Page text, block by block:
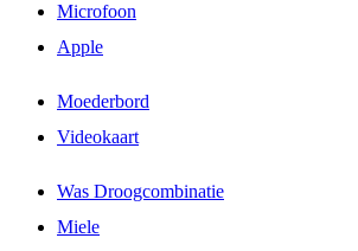
Microfoon
Apple
Moederbord
Videokaart
Was Droogcombinatie
Miele